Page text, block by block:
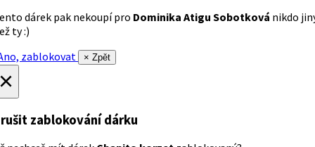
dárek pak nekoupí pro Dominika Atigu Sobotková nikdo
ty :)
zablokovat
× Zpět
zablokování dárku